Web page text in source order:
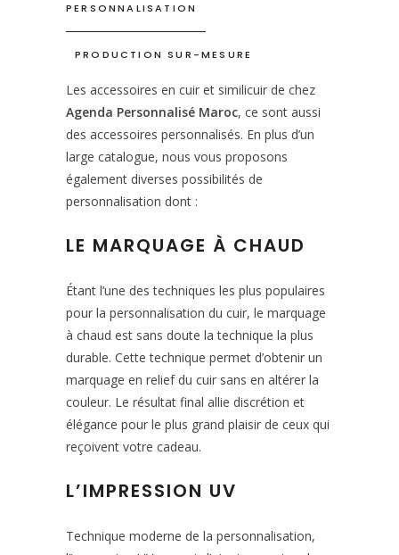
PERSONNALISATION
PRODUCTION SUR-MESURE
Les accessoires en cuir et similicuir de chez
Agenda Personnalisé Maroc, ce sont aussi
des accessoires personnalisés. En plus d’un
large catalogue, nous vous proposons
également diverses possibilités de
personnalisation dont :
LE MARQUAGE À CHAUD
Étant l’une des techniques les plus populaires
pour la personnalisation du cuir, le marquage
à chaud est sans doute la technique la plus
durable. Cette technique permet d’obtenir un
marquage en relief du cuir sans en altérer la
couleur. Le résultat final allie discrétion et
élégance pour le plus grand plaisir de ceux qui
reçoivent votre cadeau.
L’IMPRESSION UV
Technique moderne de la personnalisation,